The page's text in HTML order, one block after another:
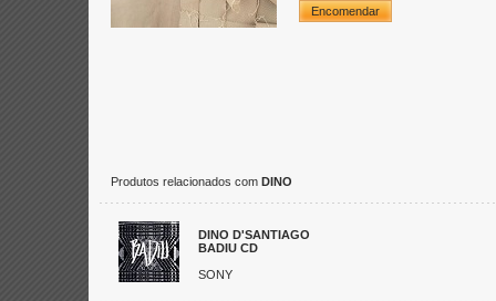
Encomendar
Produtos relacionados com DINO
DINO D'SANTIAGO
BADIU CD
SONY